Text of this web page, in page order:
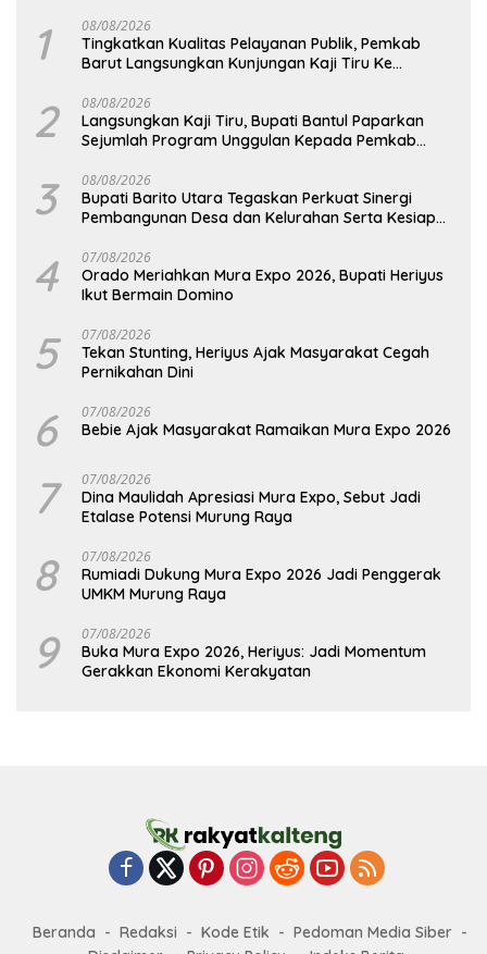
1 08/08/2026
Tingkatkan Kualitas Pelayanan Publik, Pemkab
Barut Langsungkan Kunjungan Kaji Tiru Ke
2 08/08/2026
Langsungkan Kaji Tiru, Bupati Bantul Paparkan
Sejumlah Program Unggulan Kepada Pemkab
3 08/08/2026
Bupati Barito Utara Tegaskan Perkuat Sinergi
Pembangunan Desa dan Kelurahan Serta Kesiapan
4 07/08/2026
Orado Meriahkan Mura Expo 2026, Bupati Heriyus
Ikut Bermain Domino
5 07/08/2026
Tekan Stunting, Heriyus Ajak Masyarakat Cegah
Pernikahan Dini
6 07/08/2026
Bebie Ajak Masyarakat Ramaikan Mura Expo 2026
7 07/08/2026
Dina Maulidah Apresiasi Mura Expo, Sebut Jadi
Etalase Potensi Murung Raya
8 07/08/2026
Rumiadi Dukung Mura Expo 2026 Jadi Penggerak
UMKM Murung Raya
9 07/08/2026
Buka Mura Expo 2026, Heriyus: Jadi Momentum
Gerakkan Ekonomi Kerakyatan
Beranda Redaksi Kode Etik
Pedoman Media Siber